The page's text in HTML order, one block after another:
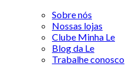
Sobre nós
Nossas lojas
Clube Minha Le
Blog da Le
Trabalhe conosco